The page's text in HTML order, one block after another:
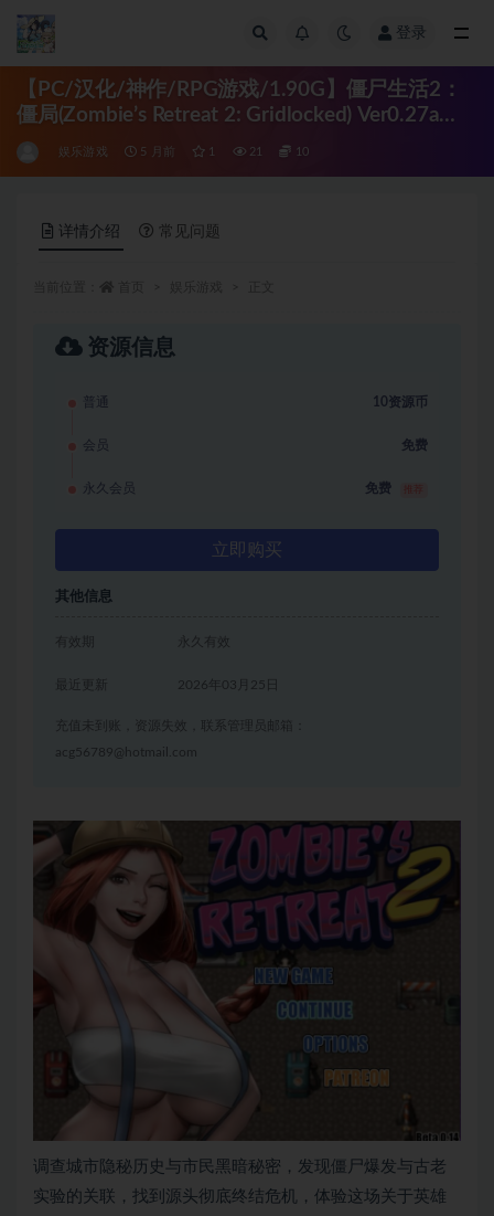
登录
【PC/汉化/神作/RPG游戏/1.90G】僵尸生活2：
僵局(Zombie’s Retreat 2: Gridlocked) Ver0.27a
Beta DsspseekV3汉化版+画廊MOD+作弊+存档
+神作RPG游戏+1.90G
娱乐游戏 5 月前 1 21 10
详情介绍 常见问题
资源信息
普通 10资源币
会员 免费
永久会员 免费
立即购买
其他信息
有效期 永久有效
2026年03月25日
充值未到账，资源失效，联系管理员邮箱：
acg56789@hotmail.com
调查城市隐秘历史与市民黑暗秘密，发现僵尸爆发与古老
实验的关联，找到源头彻底终结危机，体验这场关于英雄